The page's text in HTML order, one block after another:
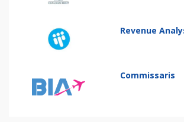
Revenue
Commissaris